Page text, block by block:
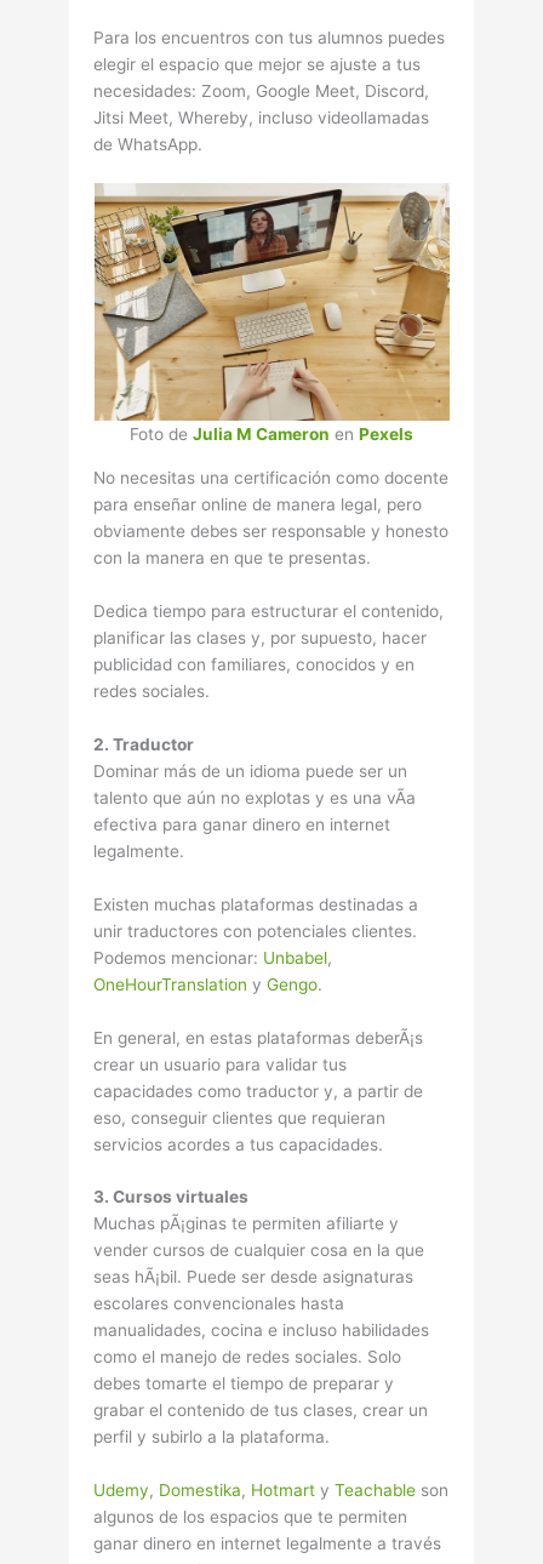
Para los encuentros con tus alumnos puedes
elegir el espacio que mejor se ajuste a tus
necesidades: Zoom, Google Meet, Discord,
Jitsi Meet, Whereby, incluso videollamadas
de WhatsApp.
Foto de Julia M Cameron en Pexels
No necesitas una certificación como docente
para enseñar online de manera legal, pero
obviamente debes ser responsable y honesto
con la manera en que te presentas.
Dedica tiempo para estructurar el contenido,
planificar las clases y, por supuesto, hacer
publicidad con familiares, conocidos y en
redes sociales.
2. Traductor
Dominar más de un idioma puede ser un
talento que aún no explotas y es una vÃ­a
efectiva para ganar dinero en internet
legalmente.
Existen muchas plataformas destinadas a
unir traductores con potenciales clientes.
Podemos mencionar: Unbabel,
OneHourTranslation yGengo.
En general, en estas plataformas deberÃ¡s
crear un usuario para validar tus
capacidades como traductor y, a partir de
eso, conseguir clientes que requieran
servicios acordes a tus capacidades.
3. Cursos virtuales
Muchas pÃ¡ginas te permiten afiliarte y
vender cursos de cualquier cosa en la que
seas hÃ¡bil. Puede ser desde asignaturas
escolares convencionales hasta
manualidades, cocina e incluso habilidades
como el manejo de redes sociales. Solo
debes tomarte el tiempo de preparar y
grabar el contenido de tus clases, crear un
perfil y subirlo a la plataforma.
Udemy, Domestika, Hotmart yTeachable son
algunos de los espacios que te permiten
ganar dinero en internet legalmente a través